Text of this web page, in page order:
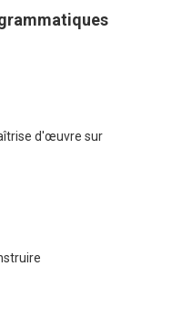
d'œuvre sur